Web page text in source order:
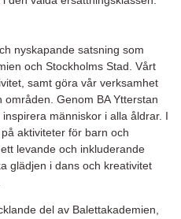
nyskapande satsning som
och Stockholms Stad. Vårt
samt göra vår verksamhet
Genom BA Ytterstan
människor i alla åldrar. I
aktiviteter för barn och
levande och inkluderande
glädjen i dans och kreativitet
del av Balettakademien,